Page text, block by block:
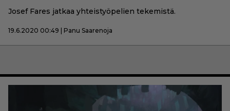
Josef Fares jatkaa yhteistyöpelien tekemistä.
19.6.2020 00:49 | Panu Saarenoja